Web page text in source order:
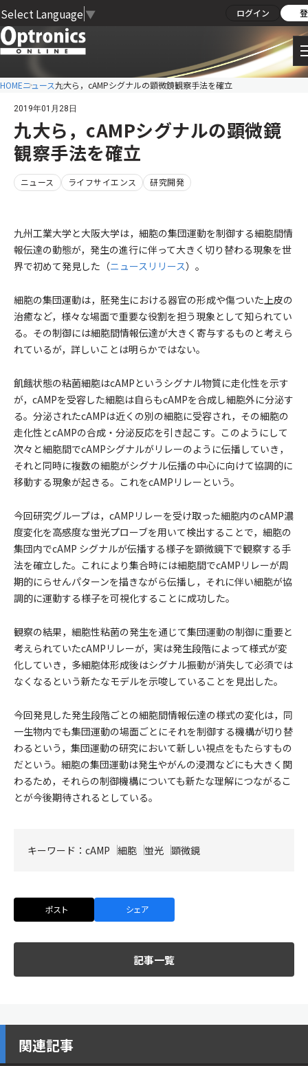
Select Language ▼ ログイン
HOMEニュース九大ら，cAMPシグナルの顕微鏡観察手法を確立
2019年01月28日
九大ら，cAMPシグナルの顕微鏡
観察手法を確立
ニュース ライフサイエンス 研究開発
九州工業大学と大阪大学は，細胞の集団運動を制御する細胞間情
報伝達の動態が，発生の進行に伴って大きく切り替わる現象を世
界で初めて発見した（ニュースリリース）。
細胞の集団運動は，胚発生における器官の形成や傷ついた上皮の
治癒など，様々な場面で重要な役割を担う現象として知られてい
る。その制御には細胞間情報伝達が大きく寄与するものと考えら
れているが，詳しいことは明らかではない。
飢餓状態の粘菌細胞はcAMPというシグナル物質に走化性を示す
が，cAMPを受容した細胞は自らもcAMPを合成し細胞外に分泌す
る。分泌されたcAMPは近くの別の細胞に受容され，その細胞の
走化性とcAMPの合成・分泌反応を引き起こす。このようにして
次々と細胞間でcAMPシグナルがリレーのように伝播していき，
それと同時に複数の細胞がシグナル伝播の中心に向けて協調的に
移動する現象が起きる。これをcAMPリレーという。
今回研究グループは，cAMPリレーを受け取った細胞内のcAMP濃
度変化を高感度な蛍光プローブを用いて検出することで，細胞の
集団内でcAMP シグナルが伝播する様子を顕微鏡下で観察する手
法を確立した。これにより集合時には細胞間でcAMPリレーが周
期的にらせんパターンを描きながら伝播し，それに伴い細胞が協
調的に運動する様子を可視化することに成功した。
観察の結果，細胞性粘菌の発生を通じて集団運動の制御に重要と
考えられていたcAMPリレーが，実は発生段階によって様式が変
化していき，多細胞体形成後はシグナル振動が消失して必須では
なくなるという新たなモデルを示唆していることを見出した。
今回発見した発生段階ごとの細胞間情報伝達の様式の変化は，同
一生物内でも集団運動の場面ごとにそれを制御する機構が切り替
わるという，集団運動の研究において新しい視点をもたらすもの
だという。細胞の集団運動は発生やがんの浸潤などにも大きく関
わるため，それらの制御機構についても新たな理解につながるこ
とが今後期待されるとしている。
キーワード： cAMP 細胞 蛍光 顕微鏡
ポスト シェア
記事一覧
関連記事